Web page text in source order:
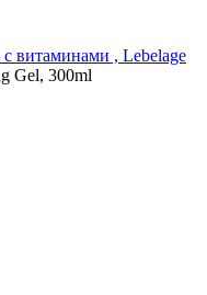
витаминами , Lebelage
Gel, 300ml